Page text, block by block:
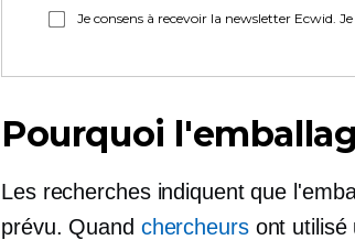
Je consens à recevoir la newsletter Ecwid.
Pourquoi
Les recherches indiquent que
prévu. Quand chercheursont utilisé